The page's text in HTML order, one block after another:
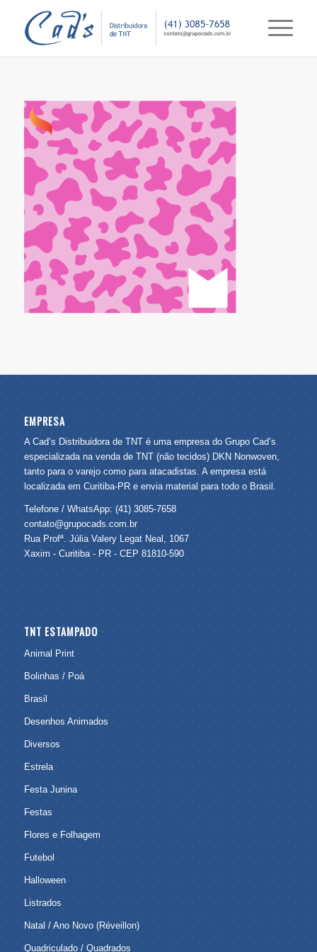
EMPRESA
A Cad’s Distribuidora de TNT é uma empresa do Grupo Cad’s
especializada na venda de TNT (não tecidos) DKN Nonwoven,
tanto para o varejo como para atacadistas. A empresa está
localizada em Curitiba-PR e envia material para todo o Brasil.
Telefone / WhatsApp: (41) 3085-7658
contato@grupocads.com.br
Rua Profª. Júlia Valery Legat Neal, 1067
Xaxim - Curitiba - PR - CEP 81810-590
TNT ESTAMPADO
Animal Print
Bolinhas / Poá
Brasil
Desenhos Animados
Diversos
Estrela
Festa Junina
Festas
Flores e Folhagem
Futebol
Halloween
Listrados
Natal / Ano Novo (Réveillon)
Quadriculado / Quadrados